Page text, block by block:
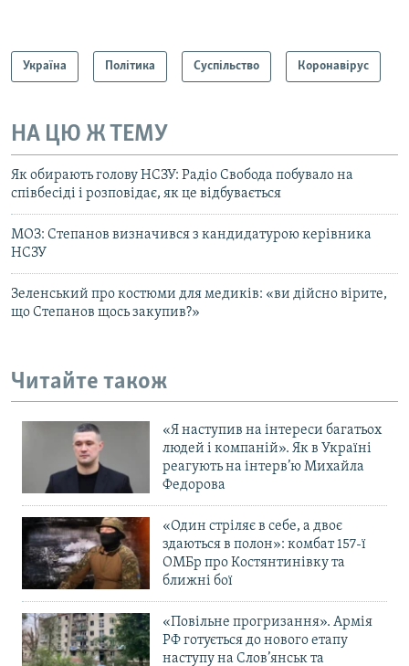
Україна Політика Суспільство Коронавірус
НА ЦЮ Ж ТЕМУ
Як обирають голову НСЗУ: Радіо Свобода побувало на
співбесіді і розповідає, як це відбувається
МОЗ: Степанов визначився з кандидатурою керівника
НСЗУ
Зеленський про костюми для медиків: «ви дійсно вірите,
що Степанов щось закупив?»
Читайте також
«Я наступив на інтереси багатьох
людей і компаній». Як в Україні
реагують на інтерв’ю Михайла
Федорова
«Один стріляє в себе, а двоє
здаються в полон»: комбат 157-ї
ОМБр про Костянтинівку та
ближні бої
«Повільне прогризання». Армія
РФ готується до нового етапу
наступу на Слов’янськ та